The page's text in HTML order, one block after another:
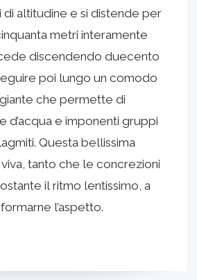
altitudine e si distende per
metri interamente
discendendo duecento
poi lungo un comodo
che permette di
d’acqua e imponenti gruppi
Questa bellissima
tanto che le concrezioni
il ritmo lentissimo, a
l’aspetto.